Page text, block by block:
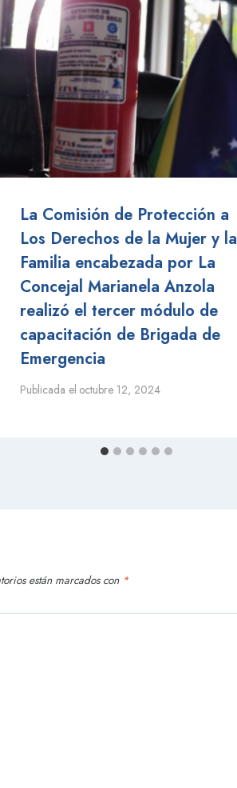
La Comisión de Protección a
Los Derechos de la Mujer y la
Familia encabezada por La
Concejal Marianela Anzola
realizó el tercer módulo de
capacitación de Brigada de
Emergencia
Publicada el octubre 12, 2024
están marcados con *